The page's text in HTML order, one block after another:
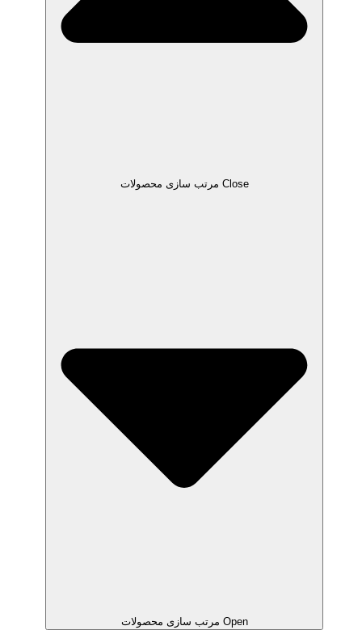
Close مرتب سازی محصولات
Open مرتب سازی محصولات